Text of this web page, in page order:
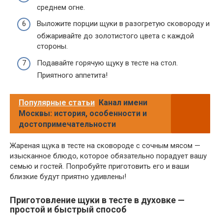
среднем огне.
Выложите порции щуки в разогретую сковороду и
обжаривайте до золотистого цвета с каждой
стороны.
Подавайте горячую щуку в тесте на стол.
Приятного аппетита!
Популярные статьи Канал имени
Москвы: история, особенности и
достопримечательности
Жареная щука в тесте на сковороде с сочным мясом —
изысканное блюдо, которое обязательно порадует вашу
семью и гостей. Попробуйте приготовить его и ваши
близкие будут приятно удивлены!
Приготовление щуки в тесте в духовке —
простой и быстрый способ